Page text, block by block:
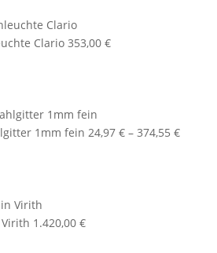
Clario 353,00 €
1mm fein 24,97 €– 374,55 €
1.420,00 €